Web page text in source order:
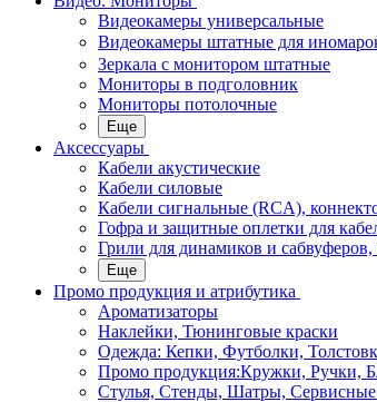
Видеокамеры универсальные
Видеокамеры штатные для
Зеркала с монитором штатные
Мониторы в подголовник
Мониторы потолочные
Еще
Аксессуары
Кабели акустические
Кабели силовые
Кабели сигнальные (RCA),
Гофра и защитные оплетки для
Грили для динамиков и
Еще
Промо продукция и атрибутика
Ароматизаторы
Наклейки, Тюнинговые краски
Одежда: Кепки, Футболки,
Промо продукция:Кружки, Ручки,
Стулья, Стенды, Шатры,